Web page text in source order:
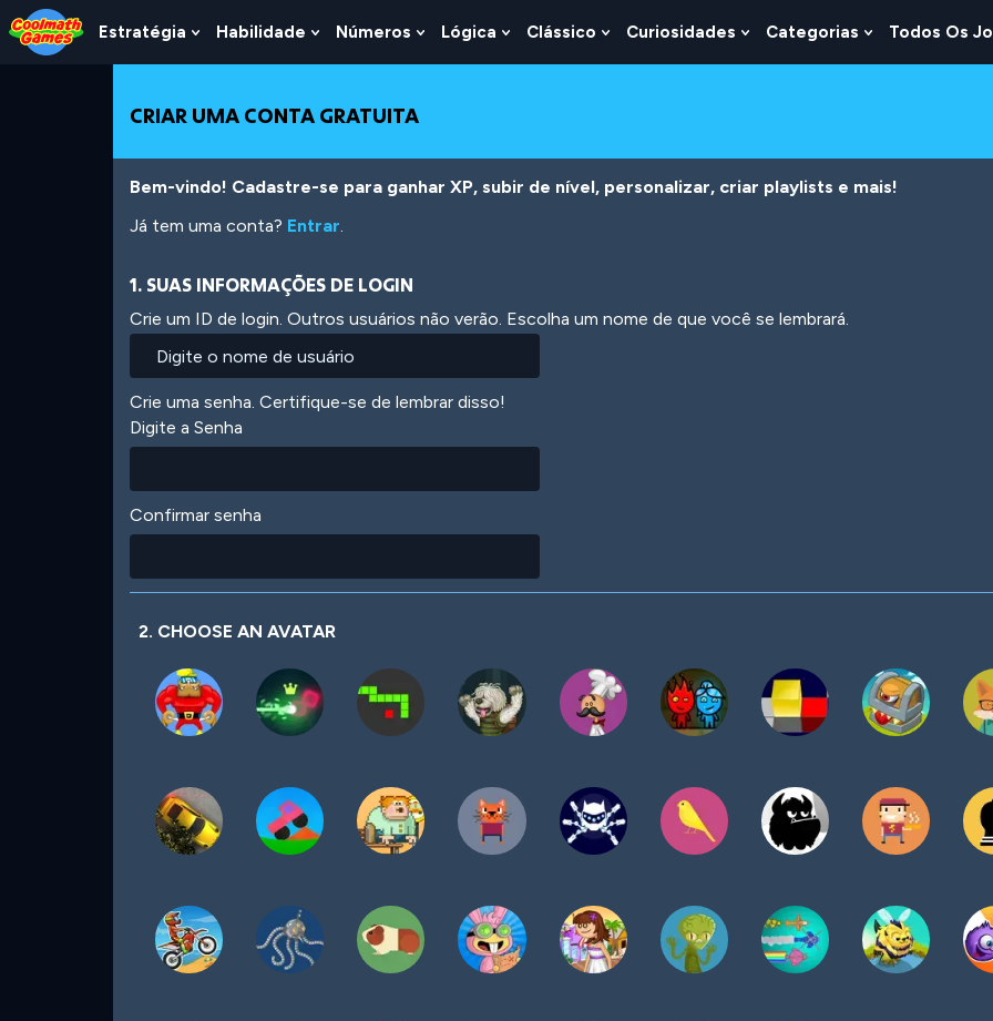
Skip
to
Top
Skip
to
Navigation
Skip
to
Main
Skip
to
Footer
para
Estratégia Show
Submenu
Estratégia
Habilidade Show
Submenu
Habilidade
Números Show
Submenu
Lógica Show
Submenu
Clássico Show
Submenu
Curiosidades Show
Submenu
Categorias Show
Submenu
Todos Os
CRIAR UMA CONTA GRATUITA
Bem-vindo! Cadastre-se para ganhar XP, subir de nível, personalizar, criar playlists e mais!
Já tem uma conta? Entrar.
1. SUAS INFORMAÇÕES DE LOGIN
Crie um ID de login. Outros usuários não verão. Escolha um nome de que você se lembrará.
Crie uma senha. Certifique-se de lembrar disso!
Digite a Senha
Confirmar senha
2. CHOOSE AN AVATAR